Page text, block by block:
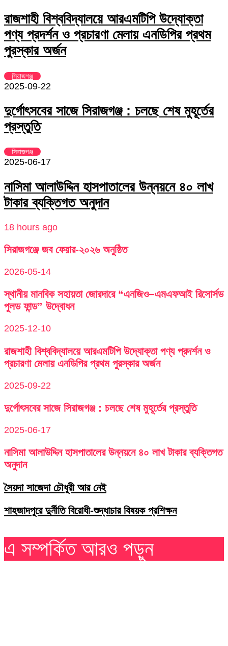
রাজশাহী বিশ্ববিদ্যালয়ে আরএমটিপি উদ্যোক্তা
পণ্য প্রদর্শন ও প্রচারণা মেলায় এনডিপির প্রথম
পুরস্কার অর্জন
সিরাজগঞ্জ
2025-09-22
দুর্গোৎসবের সাজে সিরাজগঞ্জ : চলছে শেষ মুহূর্তের
প্রস্তুতি
সিরাজগঞ্জ
2025-06-17
নাসিমা আলাউদ্দিন হাসপাতালের উন্নয়নে ৪০ লাখ
টাকার ব্যক্তিগত অনুদান
18 hours ago
সিরাজগঞ্জে জব ফেয়ার-২০২৬ অনুষ্ঠিত
2026-05-14
স্থানীয় মানবিক সহায়তা জোরদারে “এনজিও–এমএফআই রিসোর্সড
পুলড ফান্ড” উদ্বোধন
2025-12-10
রাজশাহী বিশ্ববিদ্যালয়ে আরএমটিপি উদ্যোক্তা পণ্য প্রদর্শন ও
প্রচারণা মেলায় এনডিপির প্রথম পুরস্কার অর্জন
2025-09-22
দুর্গোৎসবের সাজে সিরাজগঞ্জ : চলছে শেষ মুহূর্তের প্রস্তুতি
2025-06-17
নাসিমা আলাউদ্দিন হাসপাতালের উন্নয়নে ৪০ লাখ টাকার ব্যক্তিগত
অনুদান
সৈয়দা সাজেদা চৌধুরী আর নেই
শাহজাদপুরে দুর্নীতি বিরোধী-শুদ্ধাচার বিষয়ক প্রশিক্ষন
এ সম্পর্কিত আরও পড়ুন